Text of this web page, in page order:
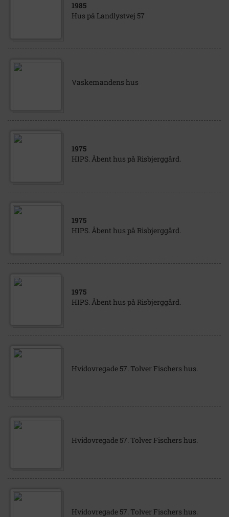
1985
Hus på Landlystvej 57
Vaskemandens hus
1975
HIPS. Åbent hus på Risbjerggård.
1975
HIPS. Åbent hus på Risbjerggård.
1975
HIPS. Åbent hus på Risbjerggård.
Hvidovregade 57. Tolver Fischers hus.
Hvidovregade 57. Tolver Fischers hus.
Hvidovregade 57. Tolver Fischers hus.